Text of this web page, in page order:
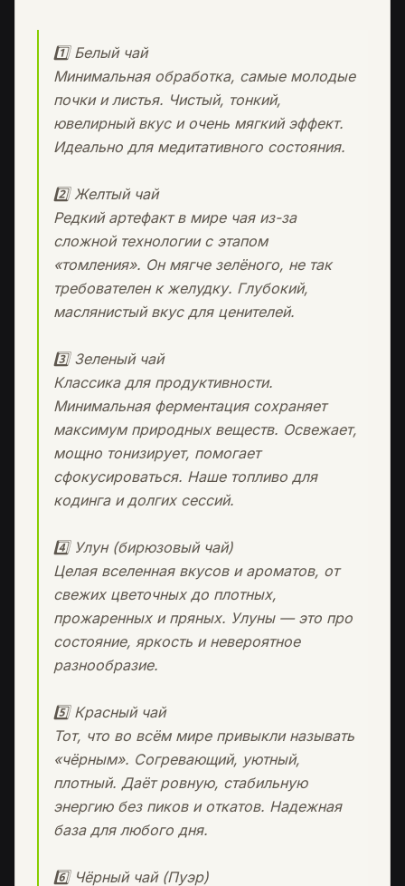
1️⃣ Белый чай
Минимальная обработка, самые молодые
почки и листья. Чистый, тонкий,
ювелирный вкус и очень мягкий эффект.
Идеально для медитативного состояния.
2️⃣ Желтый чай
Редкий артефакт в мире чая из-за
сложной технологии с этапом
«томления». Он мягче зелёного, не так
требователен к желудку. Глубокий,
маслянистый вкус для ценителей.
3️⃣ Зеленый чай
Классика для продуктивности.
Минимальная ферментация сохраняет
максимум природных веществ. Освежает,
мощно тонизирует, помогает
сфокусироваться. Наше топливо для
кодинга и долгих сессий.
4️⃣ Улун (бирюзовый чай)
Целая вселенная вкусов и ароматов, от
свежих цветочных до плотных,
прожаренных и пряных. Улуны — это про
состояние, яркость и невероятное
разнообразие.
5️⃣ Красный чай
Тот, что во всём мире привыкли называть
«чёрным». Согревающий, уютный,
плотный. Даёт ровную, стабильную
энергию без пиков и откатов. Надежная
база для любого дня.
6️⃣ Чёрный чай (Пуэр)